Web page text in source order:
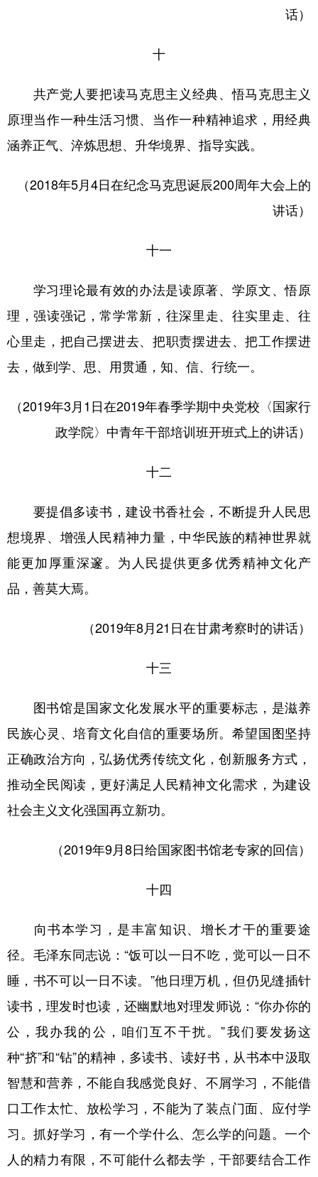
话）
十
共产党人要把读马克思主义经典、悟马克思主义
原理当作一种生活习惯、当作一种精神追求，用经典
涵养正气、淬炼思想、升华境界、指导实践。
（2018年5月4日在纪念马克思诞辰200周年大会上的
讲话）
十一
学习理论最有效的办法是读原著、学原文、悟原
理，强读强记，常学常新，往深里走、往实里走、往
心里走，把自己摆进去、把职责摆进去、把工作摆进
去，做到学、思、用贯通，知、信、行统一。
（2019年3月1日在2019年春季学期中央党校〈国家行
政学院〉中青年干部培训班开班式上的讲话）
十二
要提倡多读书，建设书香社会，不断提升人民思
想境界、增强人民精神力量，中华民族的精神世界就
能更加厚重深邃。为人民提供更多优秀精神文化产
品，善莫大焉。
（2019年8月21日在甘肃考察时的讲话）
十三
图书馆是国家文化发展水平的重要标志，是滋养
民族心灵、培育文化自信的重要场所。希望国图坚持
正确政治方向，弘扬优秀传统文化，创新服务方式，
推动全民阅读，更好满足人民精神文化需求，为建设
社会主义文化强国再立新功。
（2019年9月8日给国家图书馆老专家的回信）
十四
向书本学习，是丰富知识、增长才干的重要途
径。毛泽东同志说：“饭可以一日不吃，觉可以一日不
睡，书不可以一日不读。”他日理万机，但仍见缝插针
读书，理发时也读，还幽默地对理发师说：“你办你的
公，我办我的公，咱们互不干扰。”我们要发扬这
种“挤”和“钻”的精神，多读书、读好书，从书本中汲取
智慧和营养，不能自我感觉良好、不屑学习，不能借
口工作太忙、放松学习，不能为了装点门面、应付学
习。抓好学习，有一个学什么、怎么学的问题。一个
人的精力有限，不可能什么都去学，干部要结合工作